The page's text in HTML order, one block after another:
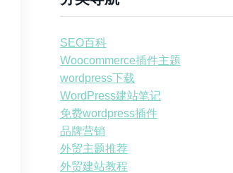
SEO百科
Woocommerce插件主题
wordpress下载
WordPress建站笔记
免费wordpress插件
品牌营销
外贸主题推荐
外贸建站教程